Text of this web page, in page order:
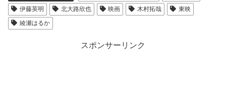
伊藤英明 北大路欣也 映画 木村拓哉
東映
綾瀬はるか
スポンサーリンク